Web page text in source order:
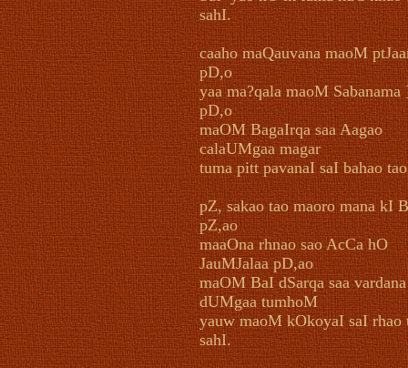
sahI.
caaho maQauvana maoM
pD,o
yaa ma?qala maoM Sabanama
pD,o
maOM BagaIrqa saa Aagao
calaUMgaa magar
tuma pitt pavanaI saI bahao
pZ, sakao tao maoro mana kI
pZ,ao
maaOna rhnao sao AcCa hO
JauMJalaa pD,ao
maOM BaI dSarqa saa vardana
dUMgaa tumhoM
yauw maoM kOkoyaI saI rhao
sahI.